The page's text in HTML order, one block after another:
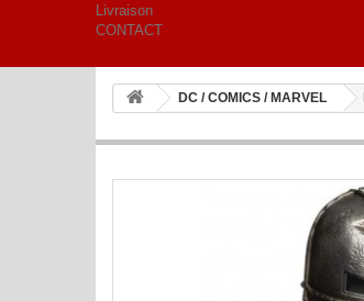
Livraison
CONTACT
DC / COMICS / MARVEL